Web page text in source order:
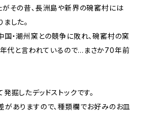
その昔、長洲島や新界の碗窰村には
した。
・潮州窯との競争に敗れ、碗窰村の窯
代と言われているので...まさか70年前
掘したデッドストックです。
ありますので、種類欄でお好みのお皿